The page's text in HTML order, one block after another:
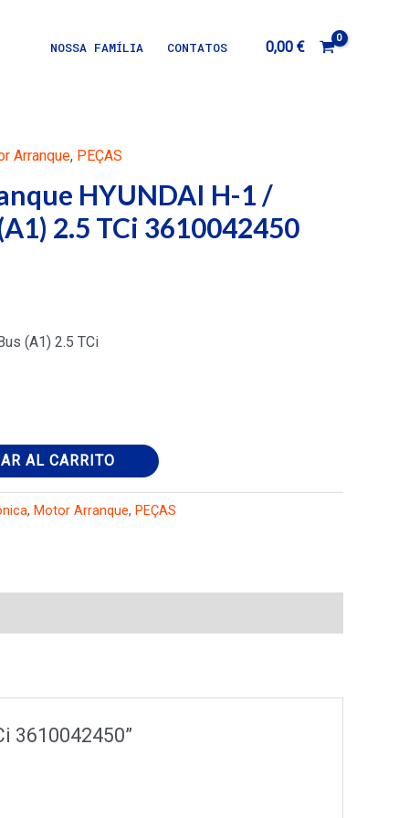
NOSSA FAMÍLIA CONTATOS 0,00 €
Arranque, PEÇAS
HYUNDAI H-1 /
2.5 TCi 3610042450
(A1) 2.5 TCi
AL CARRITO
, Motor Arranque, PEÇAS
3610042450”